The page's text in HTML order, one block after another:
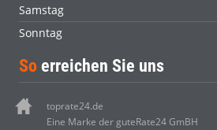
Samstag
Sonntag
So erreichen Sie uns
toprate24.de
Eine Marke der guteRate24 GmBH